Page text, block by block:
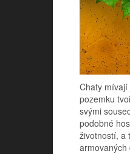
Chaty
pozemku
svými
podobné
životností, a
armovaných